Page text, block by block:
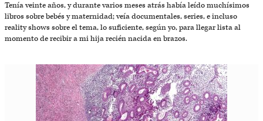
Tenía veinte años, y durante varios meses atrás había leído muchísimos
libros sobre bebés y maternidad; veía documentales, series, e incluso
reality shows sobre el tema, lo suficiente, según yo, para llegar lista al
momento de recibir a mi hija recién nacida en brazos.